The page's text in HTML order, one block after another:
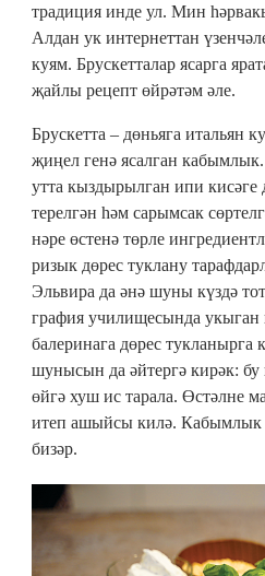
традиция инде ул. Мин
Алдан ук интернеттан
куям. Брус­кет­талар ясарга
җайлы рецепт өйрәтәм әле.
Брускетта – дөньяга итальян
җиңел генә ясалган
утта кыздырылган ипи
терелгән һәм сарымсак
нәре өстенә төрле
ризык дөрес туклану
Эльвира да әнә шуны күздә
г­рафия училищесында укыган
балеринага дөрес тукланырга
шунысын да әйтергә кирәк:
өйгә хуш ис тарала. Өстәлне
итеп ашыйсы килә. Кабымлык
бизәр.